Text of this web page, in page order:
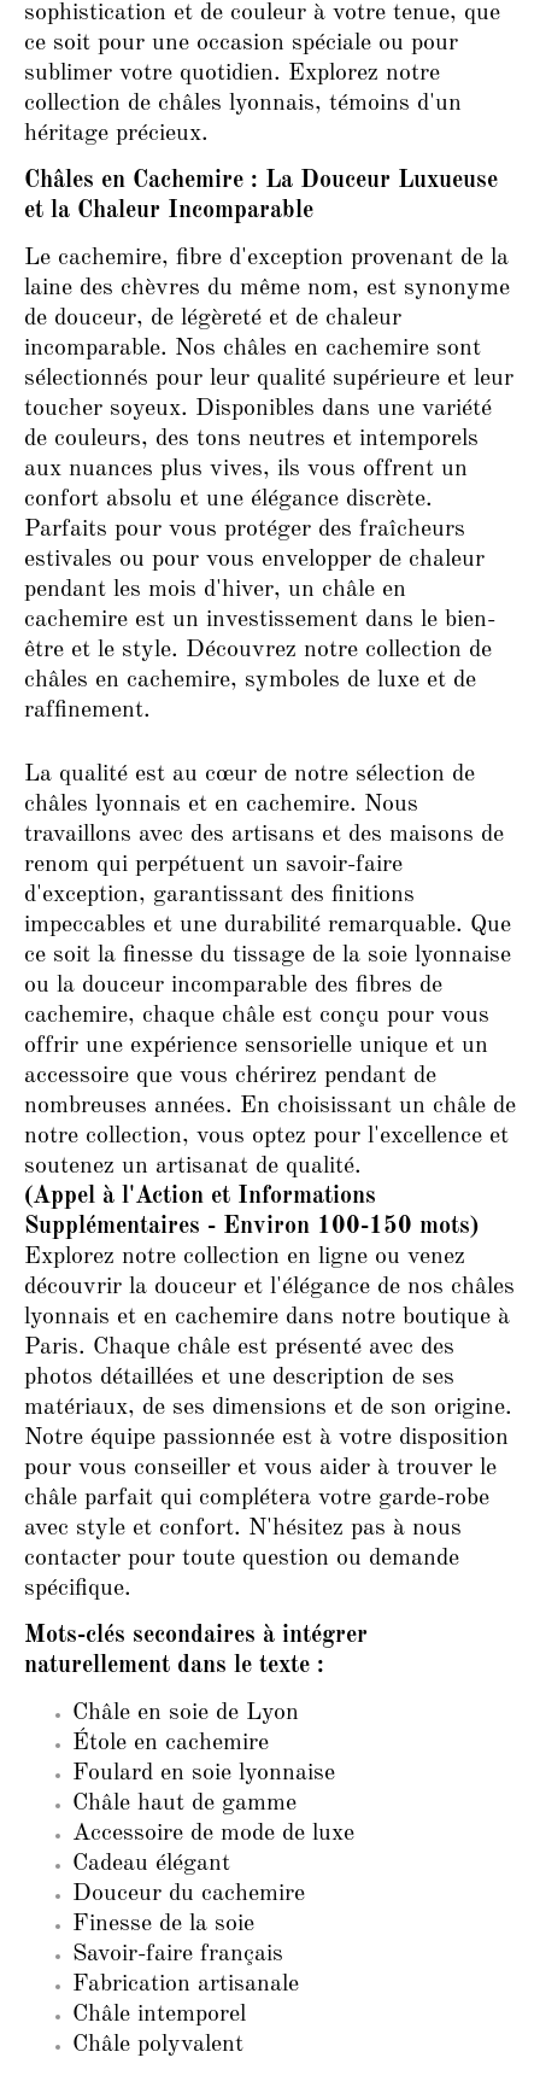
sophistication et de couleur à votre tenue, que
ce soit pour une occasion spéciale ou pour
sublimer votre quotidien. Explorez notre
collection de châles lyonnais, témoins d'un
héritage précieux.
Châles en Cachemire : La Douceur Luxueuse
et la Chaleur Incomparable
Le cachemire, fibre d'exception provenant de la
laine des chèvres du même nom, est synonyme
de douceur, de légèreté et de chaleur
incomparable. Nos châles en cachemire sont
sélectionnés pour leur qualité supérieure et leur
toucher soyeux. Disponibles dans une variété
de couleurs, des tons neutres et intemporels
aux nuances plus vives, ils vous offrent un
confort absolu et une élégance discrète.
Parfaits pour vous protéger des fraîcheurs
estivales ou pour vous envelopper de chaleur
pendant les mois d'hiver, un châle en
cachemire est un investissement dans le bien-
être et le style. Découvrez notre collection de
châles en cachemire, symboles de luxe et de
raffinement.
La qualité est au cœur de notre sélection de
châles lyonnais et en cachemire. Nous
travaillons avec des artisans et des maisons de
renom qui perpétuent un savoir-faire
d'exception, garantissant des finitions
impeccables et une durabilité remarquable. Que
ce soit la finesse du tissage de la soie lyonnaise
ou la douceur incomparable des fibres de
cachemire, chaque châle est conçu pour vous
offrir une expérience sensorielle unique et un
accessoire que vous chérirez pendant de
nombreuses années. En choisissant un châle de
notre collection, vous optez pour l'excellence et
soutenez un artisanat de qualité.
(Appel à l'Action et Informations
Supplémentaires - Environ 100-150 mots)
Explorez notre collection en ligne ou venez
découvrir la douceur et l'élégance de nos châles
lyonnais et en cachemire dans notre boutique à
Paris. Chaque châle est présenté avec des
photos détaillées et une description de ses
matériaux, de ses dimensions et de son origine.
Notre équipe passionnée est à votre disposition
pour vous conseiller et vous aider à trouver le
châle parfait qui complétera votre garde-robe
avec style et confort. N'hésitez pas à nous
contacter pour toute question ou demande
spécifique.
Mots-clés secondaires à intégrer
naturellement dans le texte :
Châle en soie de Lyon
Étole en cachemire
Foulard en soie lyonnaise
Châle haut de gamme
Accessoire de mode de luxe
Cadeau élégant
Douceur du cachemire
Finesse de la soie
Savoir-faire français
Fabrication artisanale
Châle intemporel
Châle polyvalent